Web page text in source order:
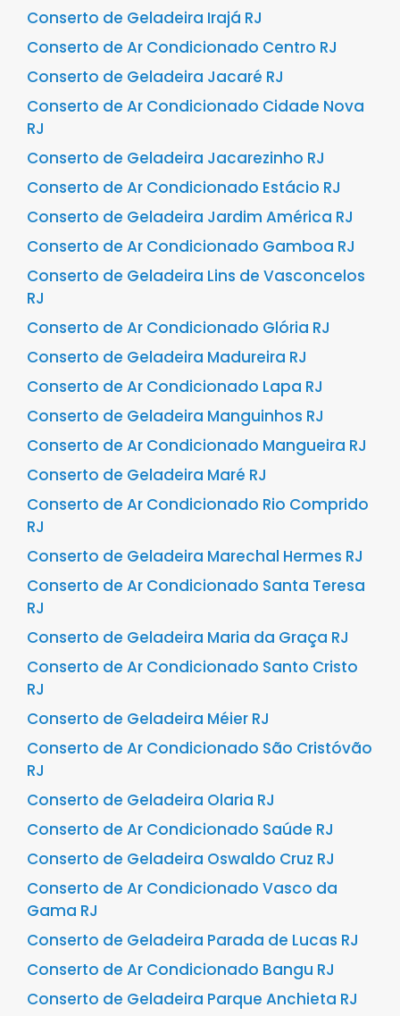
Conserto de Geladeira Irajá RJ
Conserto de Ar Condicionado Centro RJ
Conserto de Geladeira Jacaré RJ
Conserto de Ar Condicionado Cidade Nova
RJ
Conserto de Geladeira Jacarezinho RJ
Conserto de Ar Condicionado Estácio RJ
Conserto de Geladeira Jardim América RJ
Conserto de Ar Condicionado Gamboa RJ
Conserto de Geladeira Lins de Vasconcelos
RJ
Conserto de Ar Condicionado Glória RJ
Conserto de Geladeira Madureira RJ
Conserto de Ar Condicionado Lapa RJ
Conserto de Geladeira Manguinhos RJ
Conserto de Ar Condicionado Mangueira RJ
Conserto de Geladeira Maré RJ
Conserto de Ar Condicionado Rio Comprido
RJ
Conserto de Geladeira Marechal Hermes RJ
Conserto de Ar Condicionado Santa Teresa
RJ
Conserto de Geladeira Maria da Graça RJ
Conserto de Ar Condicionado Santo Cristo
RJ
Conserto de Geladeira Méier RJ
Conserto de Ar Condicionado São Cristóvão
RJ
Conserto de Geladeira Olaria RJ
Conserto de Ar Condicionado Saúde RJ
Conserto de Geladeira Oswaldo Cruz RJ
Conserto de Ar Condicionado Vasco da
Gama RJ
Conserto de Geladeira Parada de Lucas RJ
Conserto de Ar Condicionado Bangu RJ
Conserto de Geladeira Parque Anchieta RJ